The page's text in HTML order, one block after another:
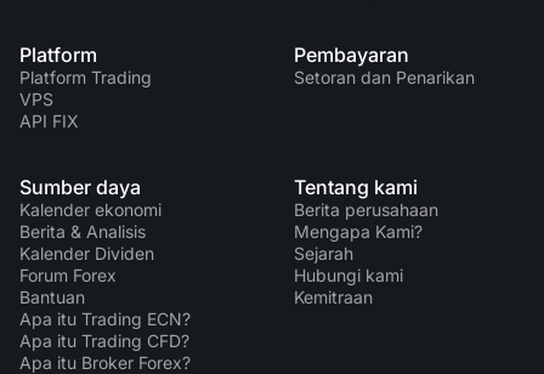
Platform
Platform Trading
VPS
API FIX
Pembayaran
Setoran dan Penarikan
Sumber daya
Kalender ekonomi
Berita & Analisis
Kalender Dividen
Forum Forex
Bantuan
Apa itu Trading ECN?
Apa itu Trading CFD?
Apa itu Broker Forex?
Tentang kami
Berita perusahaan
Mengapa Kami?
Sejarah
Hubungi kami
Kemitraan